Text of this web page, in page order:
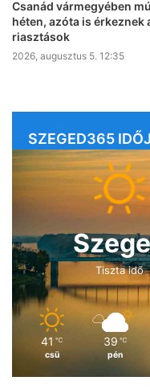
Csanád vármegyében
héten, azóta is érkeznek
riasztások
2026, augusztus 5. 12:35
SZEGED365
Tiszta idő
41 ℃
csü
39 ℃
pén